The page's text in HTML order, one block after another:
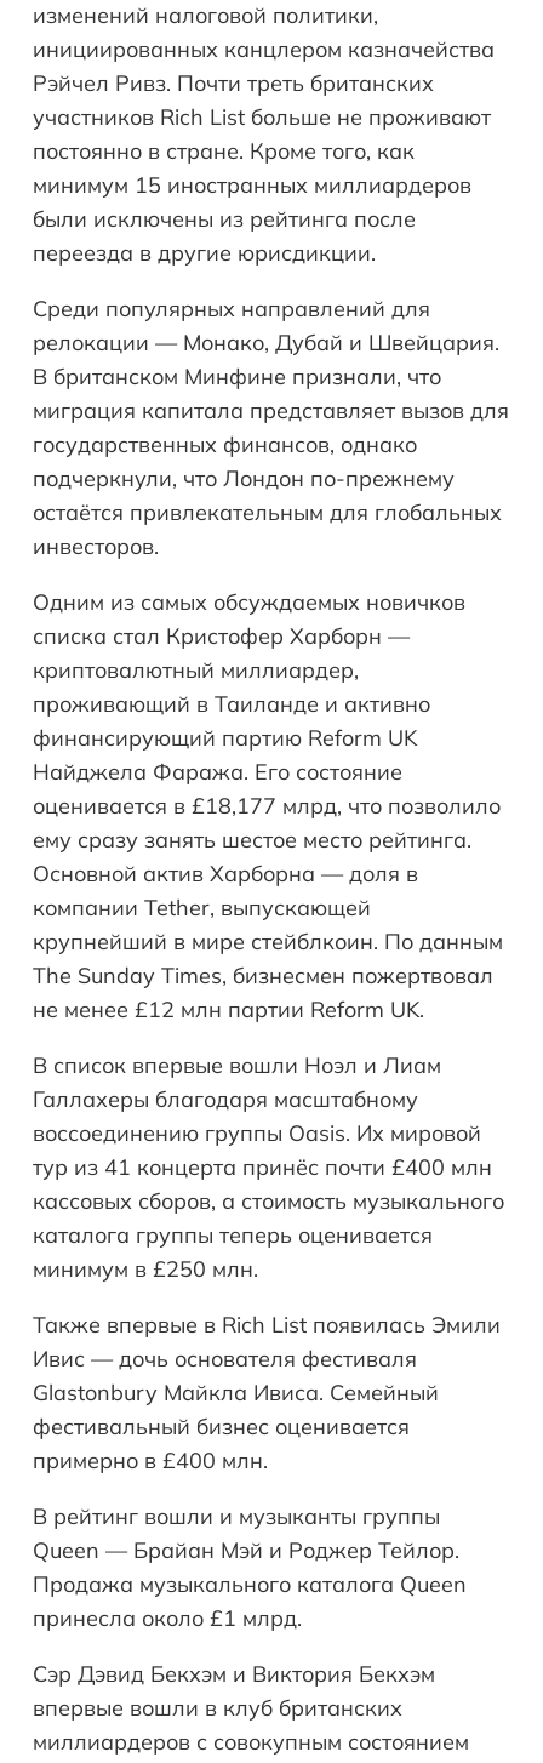
изменений налоговой политики,
инициированных канцлером казначейства
Рэйчел Ривз. Почти треть британских
участников Rich List больше не проживают
постоянно в стране. Кроме того, как
минимум 15 иностранных миллиардеров
были исключены из рейтинга после
переезда в другие юрисдикции.
Среди популярных направлений для
релокации — Монако, Дубай и Швейцария.
В британском Минфине признали, что
миграция капитала представляет вызов для
государственных финансов, однако
подчеркнули, что Лондон по-прежнему
остаётся привлекательным для глобальных
инвесторов.
Одним из самых обсуждаемых новичков
списка стал Кристофер Харборн —
криптовалютный миллиардер,
проживающий в Таиланде и активно
финансирующий партию Reform UK
Найджела Фаража. Его состояние
оценивается в £18,177 млрд, что позволило
ему сразу занять шестое место рейтинга.
Основной актив Харборна — доля в
компании Tether, выпускающей
крупнейший в мире стейблкоин. По данным
The Sunday Times, бизнесмен пожертвовал
не менее £12 млн партии Reform UK.
В список впервые вошли Ноэл и Лиам
Галлахеры благодаря масштабному
воссоединению группы Oasis. Их мировой
тур из 41 концерта принёс почти £400 млн
кассовых сборов, а стоимость музыкального
каталога группы теперь оценивается
минимум в £250 млн.
Также впервые в Rich List появилась Эмили
Ивис — дочь основателя фестиваля
Glastonbury Майкла Ивиса. Семейный
фестивальный бизнес оценивается
примерно в £400 млн.
В рейтинг вошли и музыканты группы
Queen — Брайан Мэй и Роджер Тейлор.
Продажа музыкального каталога Queen
принесла около £1 млрд.
Сэр Дэвид Бекхэм и Виктория Бекхэм
впервые вошли в клуб британских
миллиардеров с совокупным состоянием